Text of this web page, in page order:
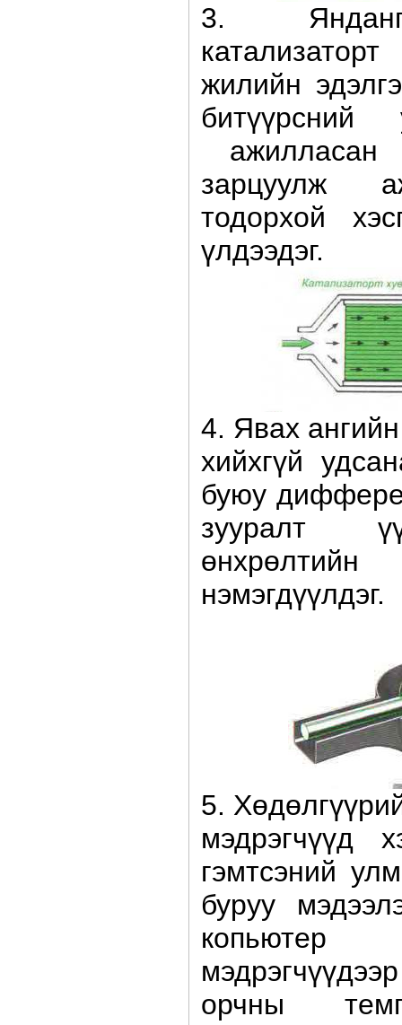
3.
жилийн
битүүрсний
ажилласан
зарцуулж
тодорхой
үлдээдэг.
4. Явах ангийн
хийхгүй
буюу
зууралт
нэмэгдүүлдэг.
5.
мэдрэгчүүд
гэмтсэний
буруу
копьютер
орчны